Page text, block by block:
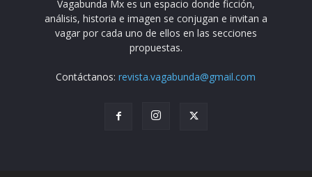
Vagabunda Mx es un espacio donde ficción,
análisis, historia e imagen se conjugan e invitan a
vagar por cada uno de ellos en las secciones
propuestas.
Contáctanos:revista.vagabunda@gmail.com